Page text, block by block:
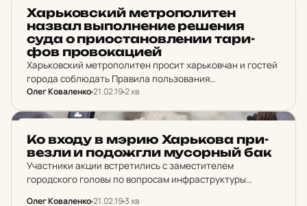
НОВИНИ ХАРКОВА
Харь­ков­ский мет­ро­по­ли­тен
назвал выпол­не­ние ре­ше­ния
суда о при­ос­та­нов­ле­нии та­ри­
фов про­во­ка­ци­ей
Харьковский метрополитен просит харьковчан и гостей
города соблюдать Правила пользования
метрополитеном.
Олег Коваленко21.02.192 хв
Ко входу в мэрию Харь­ко­ва при­
вез­ли и по­дож­гли му­сорный бак
Участники акции встретились с заместителем
городского головы по вопросам инфраструктуры
Олег Коваленко21.02.193 хв